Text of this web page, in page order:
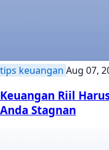
tips keuangan Aug 07,
Keuangan Riil
Anda Stagnan